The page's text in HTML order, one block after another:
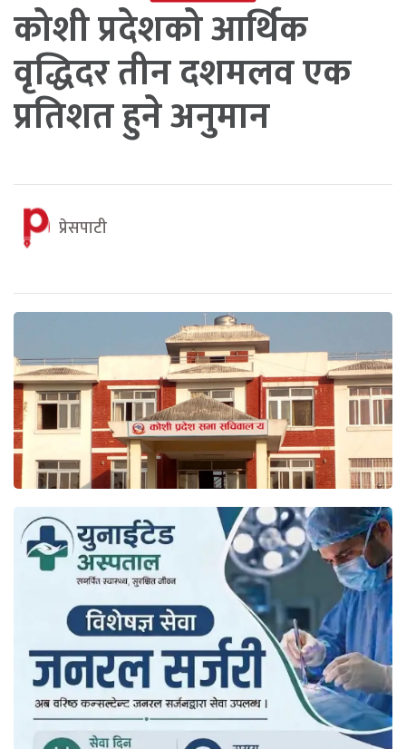
कोशी प्रदेशको आर्थिक
वृद्धिदर तीन दशमलव एक
प्रतिशत हुने अनुमान
प्रेसपाटी